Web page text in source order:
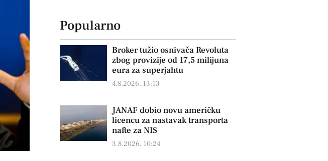
Popularno
Broker tužio osnivača Revoluta
zbog provizije od 17,5 milijuna
eura za superjahtu
4.8.2026, 13:13
JANAF dobio novu američku
licencu za nastavak transporta
nafte za NIS
3.8.2026, 10:24